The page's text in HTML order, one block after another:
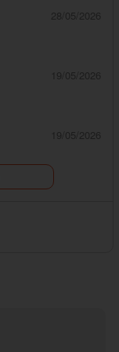
28/05/2026
19/05/2026
19/05/2026